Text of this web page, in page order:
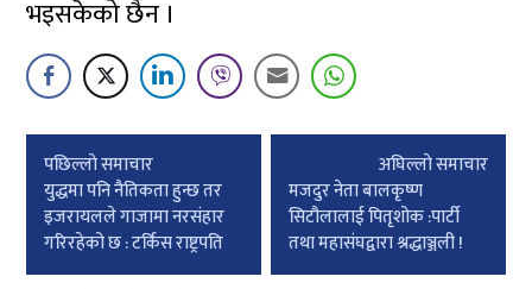
भइसकेको छैन ।
Post
navigation
पछिल्लाे समाचार
युद्धमा पनि नैतिकता हुन्छ तर
इजरायलले गाजामा नरसंहार
गरिरहेको छ : टर्किस राष्ट्रपति
अघिल्लाे समाचार
मजदुर नेता बालकृष्ण
सिटौलालाई पितृशोक :पार्टी
तथा महासंघद्वारा श्रद्धाञ्जली !